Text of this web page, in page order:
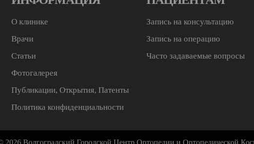
О клинике
Врачи
Статьи
Фотогалерея
Публикации, Открытия, Патенты
Политика конфиденциальности
Запись на консультацию
Запись на операцию
Часто задаваемые вопросы
2026 Волгоградский Городской Центр Ортопедии и Ортопедической